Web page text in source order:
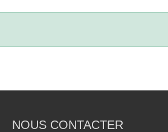
NOUS CONTACTER